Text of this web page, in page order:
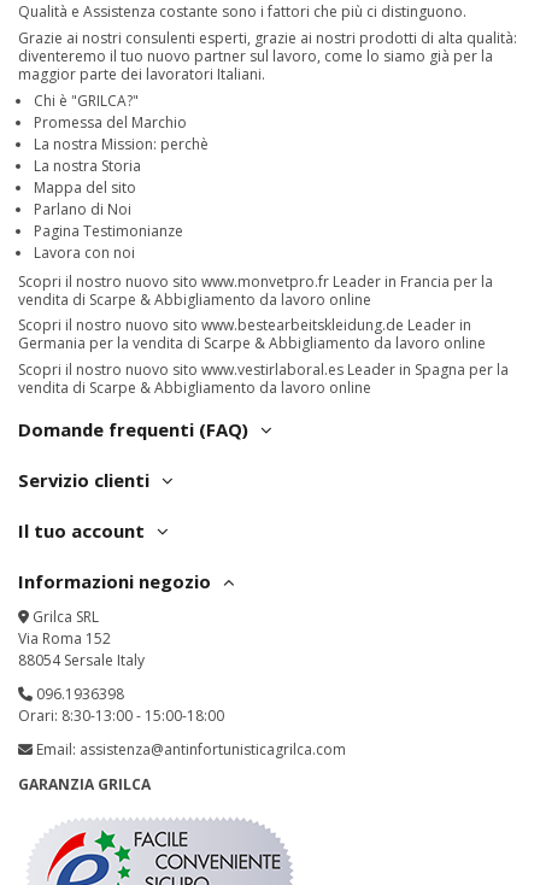
Qualità e Assistenza costante sono i fattori che più ci distinguono.
Grazie ai nostri consulenti esperti, grazie ai nostri prodotti di alta qualità:
diventeremo il tuo nuovo partner sul lavoro, come lo siamo già per la
maggior parte dei lavoratori Italiani.
Chi è "GRILCA?"
Promessa del Marchio
La nostra Mission: perchè
La nostra Storia
Mappa del sito
Parlano di Noi
Pagina Testimonianze
Lavora con noi
Scopri il nostro nuovo sito www.monvetpro.fr Leader in Francia per la
vendita di Scarpe & Abbigliamento da lavoro online
Scopri il nostro nuovo sito www.bestearbeitskleidung.de Leader in
Germania per la vendita di Scarpe & Abbigliamento da lavoro online
Scopri il nostro nuovo sito www.vestirlaboral.es Leader in Spagna per la
vendita di Scarpe & Abbigliamento da lavoro online
Domande frequenti (FAQ)
Servizio clienti
Il tuo account
Informazioni negozio
Grilca SRL
Via Roma 152
88054 Sersale Italy
096.1936398
Orari: 8:30-13:00 - 15:00-18:00
Email: assistenza@antinfortunisticagrilca.com
GARANZIA GRILCA